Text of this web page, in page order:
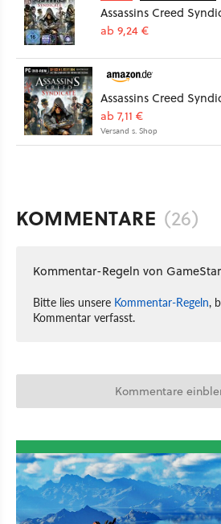
Assassins Creed
ab 9,24 €
Assassins Creed
ab 7,11 €
Versand s. Shop
KOMMENTARE (26)
Kommentar-Regeln von GameStar
Bitte lies unsere Kommentar-Regeln,
Kommentar verfasst.
Kommentare